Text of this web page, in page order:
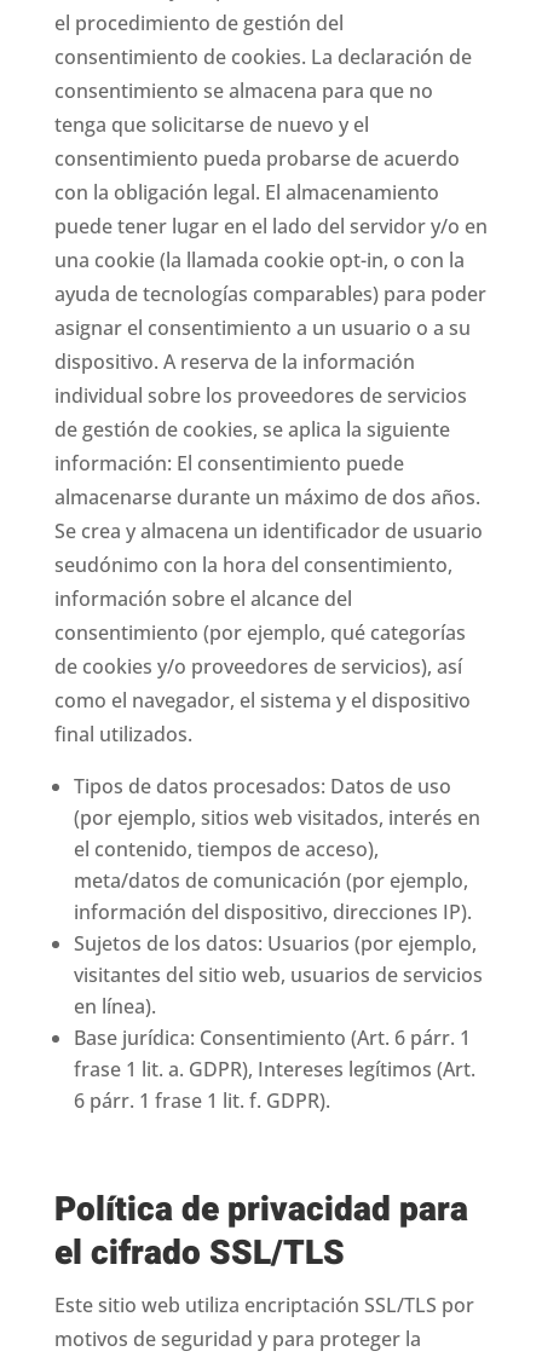
el procedimiento de gestión del
consentimiento de cookies. La declaración de
consentimiento se almacena para que no
tenga que solicitarse de nuevo y el
consentimiento pueda probarse de acuerdo
con la obligación legal. El almacenamiento
puede tener lugar en el lado del servidor y/o en
una cookie (la llamada cookie opt-in, o con la
ayuda de tecnologías comparables) para poder
asignar el consentimiento a un usuario o a su
dispositivo. A reserva de la información
individual sobre los proveedores de servicios
de gestión de cookies, se aplica la siguiente
información: El consentimiento puede
almacenarse durante un máximo de dos años.
Se crea y almacena un identificador de usuario
seudónimo con la hora del consentimiento,
información sobre el alcance del
consentimiento (por ejemplo, qué categorías
de cookies y/o proveedores de servicios), así
como el navegador, el sistema y el dispositivo
final utilizados.
Tipos de datos procesados: Datos de uso
(por ejemplo, sitios web visitados, interés en
el contenido, tiempos de acceso),
meta/datos de comunicación (por ejemplo,
información del dispositivo, direcciones IP).
Sujetos de los datos: Usuarios (por ejemplo,
visitantes del sitio web, usuarios de servicios
en línea).
Base jurídica: Consentimiento (Art. 6 párr. 1
frase 1 lit. a. GDPR), Intereses legítimos (Art.
6 párr. 1 frase 1 lit. f. GDPR).
Política de privacidad para
el cifrado SSL/TLS
Este sitio web utiliza encriptación SSL/TLS por
motivos de seguridad y para proteger la